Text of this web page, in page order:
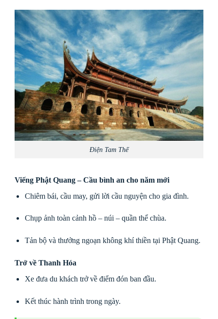
Điện Tam Thế
Viếng Phật Quang – Cầu bình an cho năm mới
Chiêm bái, cầu may, gửi lời cầu nguyện cho gia đình.
Chụp ảnh toàn cảnh hồ – núi – quần thể chùa.
Tản bộ và thưởng ngoạn không khí thiền tại Phật Quang.
Trở về Thanh Hóa
Xe đưa du khách trở về điểm đón ban đầu.
Kết thúc hành trình trong ngày.